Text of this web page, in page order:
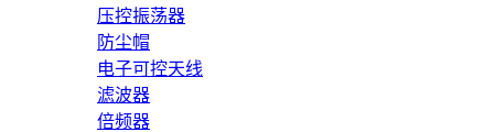
压控振荡器
防尘帽
电子可控天线
滤波器
倍频器